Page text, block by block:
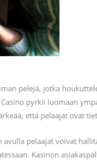
pelejä, jotka
pyrkii luomaan
että pelaajat ovat
pelaajat voivat
Kasinon